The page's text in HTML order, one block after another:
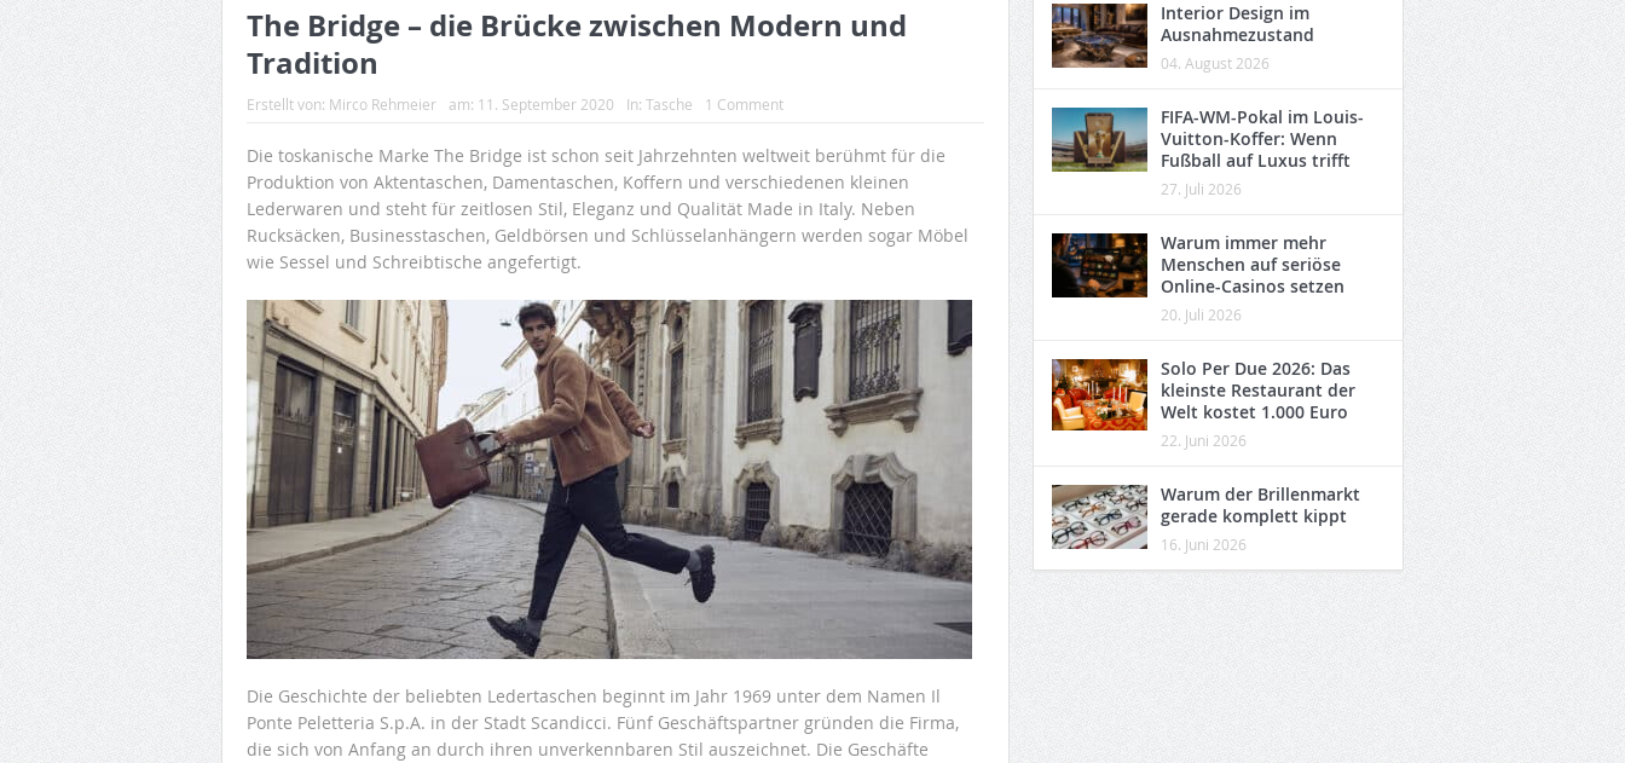
The Bridge – die Brücke zwischen Modern und
Tradition
Erstellt von: Mirco Rehmeier am: 11. September 2020 In: Tasche 1 Comment
Die toskanische Marke The Bridge ist schon seit Jahrzehnten weltweit berühmt für die
Produktion von Aktentaschen, Damentaschen, Koffern und verschiedenen kleinen
Lederwaren und steht für zeitlosen Stil, Eleganz und Qualität Made in Italy. Neben
Rucksäcken, Businesstaschen, Geldbörsen und Schlüsselanhängern werden sogar Möbel
wie Sessel und Schreibtische angefertigt.
Die Geschichte der beliebten Ledertaschen beginnt im Jahr 1969 unter dem Namen Il
Ponte Peletteria S.p.A. in der Stadt Scandicci. Fünf Geschäftspartner gründen die Firma,
die sich von Anfang an durch ihren unverkennbaren Stil auszeichnet. Die Geschäfte
Interior Design im
Ausnahmezustand
04. August 2026
FIFA-WM-Pokal im Louis-
Vuitton-Koffer: Wenn
Fußball auf Luxus trifft
27. Juli 2026
Warum immer mehr
Menschen auf seriöse
Online-Casinos setzen
20. Juli 2026
Solo Per Due 2026: Das
kleinste Restaurant der
Welt kostet 1.000 Euro
22. Juni 2026
Warum der Brillenmarkt
gerade komplett kippt
16. Juni 2026